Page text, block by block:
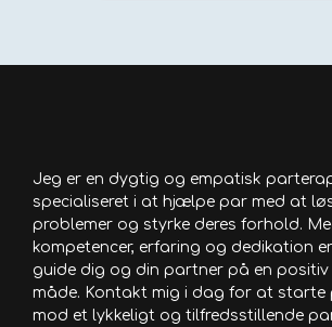
Jeg er en dygtig og empatisk
specialiseret i at hjælpe par med at
problemer og styrke deres forhold.
kompetencer, erfaring og dedikation
guide dig og din partner på en
måde. Kontakt mig i dag for at starte
mod et lykkeligt og tilfredsstillende